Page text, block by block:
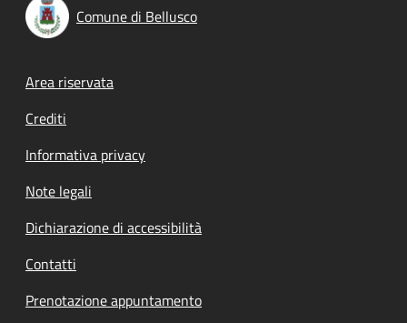
Comune di Bellusco
Footer menu
Area riservata
Crediti
Informativa privacy
Note legali
Dichiarazione di accessibilità
Contatti
Prenotazione appuntamento